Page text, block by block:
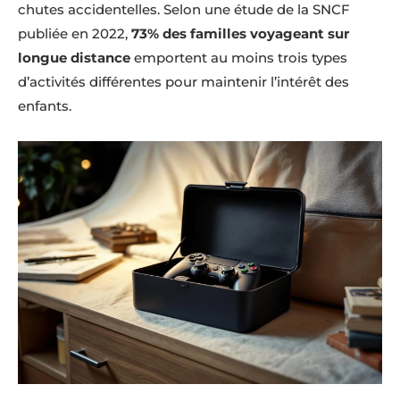
chutes accidentelles. Selon une étude de la SNCF
publiée en 2022, 73% des familles voyageant sur
longue distance emportent au moins trois types
d’activités différentes pour maintenir l’intérêt des
enfants.